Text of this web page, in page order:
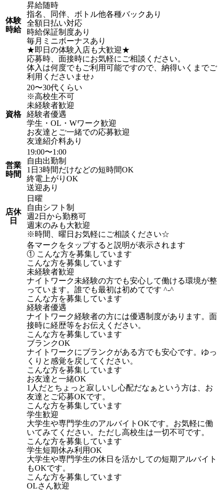
体験
時給
昇給随時
指名、同伴、ボトル他各種バックあり
全額日払い対応
時給保証制度あり
毎月ミニボーナスあり
★即日の体験入店も大歓迎★
応募時、面接時にお気軽にご相談ください。
体入は何度でもご利用可能ですので、納得いくまでご
利用くださいませ♪
資格
20〜30代くらい
※高校生不可
未経験者歓迎
経験者優遇
学生・OL・Wワーク歓迎
お友達とご一緒での応募歓迎
友達紹介料あり
営業
時間
19:00〜1:00
自由出勤制
1日3時間だけなどの短時間OK
終電上がりOK
送迎あり
店休
日
日曜
自由シフト制
週2日から勤務可
週末のみも大歓迎
※時間、曜日お気軽にご相談ください☆
各マークをタップすると説明が表示されます
① こんな方を募集しています
こんな方を募集しています
未経験者歓迎
ナイトワーク未経験の方でも安心して働ける環境が整
っています。誰でも最初は初めてです ^-^
こんな方を募集しています
経験者優遇
ナイトワーク経験者の方には優遇制度があります。面
接時に経歴等をお伝えください。
こんな方を募集しています
ブランクOK
ナイトワークにブランクがある方でも安心です。ゆっ
くりと感覚を戻してください。
こんな方を募集しています
お友達と一緒OK
1人だとちょっと寂しいし心配だなぁという方は、お
友達とご応募OKです。
こんな方を募集しています
学生歓迎
大学生や専門学生のアルバイトOKです。お気軽に働
いてみてください。ただし高校生は一切不可です。
こんな方を募集しています
学生短期休み利用OK
大学生や専門学生の休日を活かしての短期アルバイト
もOKです。
こんな方を募集しています
OLさん歓迎